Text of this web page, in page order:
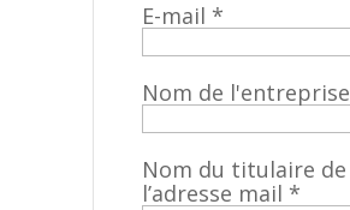
E-mail *
Nom de l'entreprise
Nom du titulaire de
l’adresse mail *